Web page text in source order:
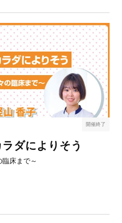
ダによりそう
床まで～
開催終了